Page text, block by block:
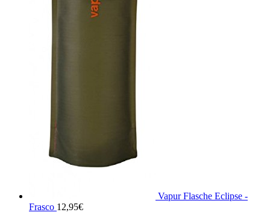
Vapur Flasche Eclipse -
Frasco 12,95€